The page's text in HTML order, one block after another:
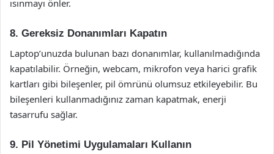
ısınmayı önler.
8. Gereksiz Donanımları Kapatın
Laptop’unuzda bulunan bazı donanımlar, kullanılmadığında
kapatılabilir. Örneğin, webcam, mikrofon veya harici grafik
kartları gibi bileşenler, pil ömrünü olumsuz etkileyebilir. Bu
bileşenleri kullanmadığınız zaman kapatmak, enerji
tasarrufu sağlar.
9. Pil Yönetimi Uygulamaları Kullanın